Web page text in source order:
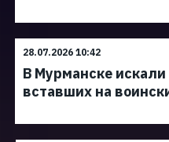
28.07.2026 10:42
В Мурманске
вставших на